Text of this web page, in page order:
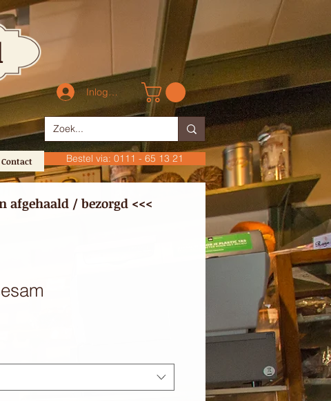
Inloggen
Bestel via: 0111 - 65 13 21
Contact
afgehaald / bezorgd <<<